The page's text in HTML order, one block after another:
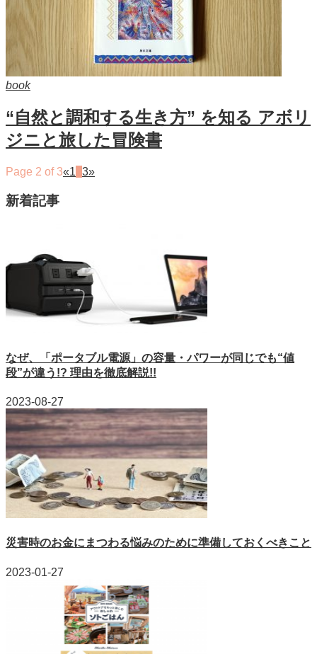
book
“自然と調和する生き方” を知る アボリ
ジニと旅した冒険書
Page 2 of 3«1 3»
新着記事
なぜ、「ポータブル電源」の容量・パワーが同じでも“値
段”が違う!? 理由を徹底解説!!
2023-08-27
災害時のお金にまつわる悩みのために準備しておくべきこと
2023-01-27